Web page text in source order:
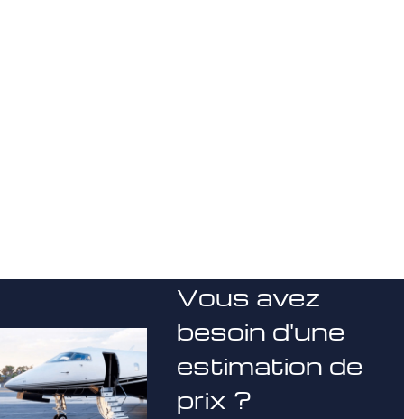
Vous avez
besoin d'une
estimation de
prix ?